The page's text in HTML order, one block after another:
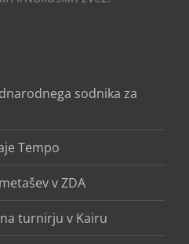
sodnika za
Tempo
v ZDA
turnirju v Kairu